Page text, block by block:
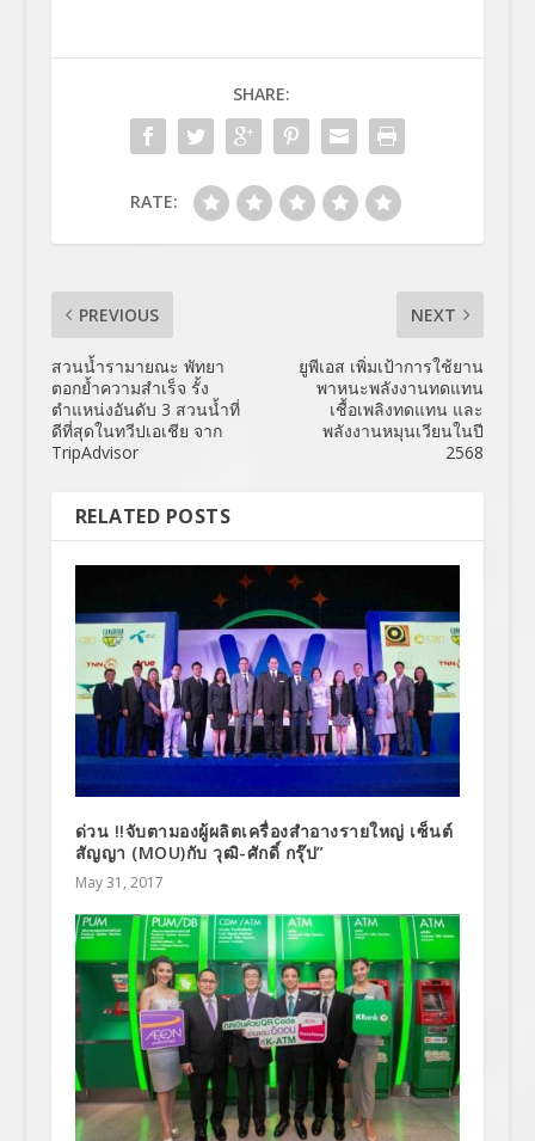
SHARE:
RATE:
PREVIOUS
สวนน้ำรามายณะ พัทยา
ตอกย้ำความสำเร็จ รั้ง
ตำแหน่งอันดับ 3 สวนน้ำที่
ดีที่สุดในทวีปเอเชีย จาก
TripAdvisor
NEXT
ยูพีเอส เพิ่มเป้าการใช้ยาน
พาหนะพลังงานทดแทน
เชื้อเพลิงทดแทน และ
พลังงานหมุนเวียนในปี
2568
RELATED POSTS
ด่วน !!จับตามองผู้ผลิตเครื่องสำอางรายใหญ่ เซ็นต์
สัญญา (MOU)กับ วุฒิ-ศักดิ์ กรุ๊ป”
May 31, 2017